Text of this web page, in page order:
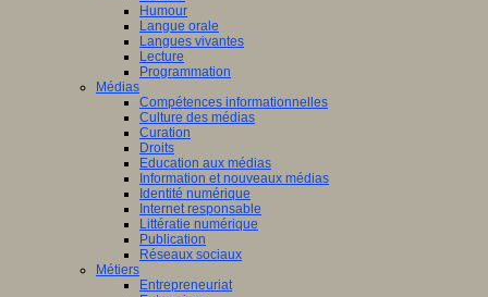
Humour
Langue orale
Langues vivantes
Lecture
Programmation
Médias
Compétences informationnelles
Culture des médias
Curation
Droits
Education aux médias
Information et nouveaux médias
Identité numérique
Internet responsable
Littératie numérique
Publication
Réseaux sociaux
Métiers
Entrepreneuriat